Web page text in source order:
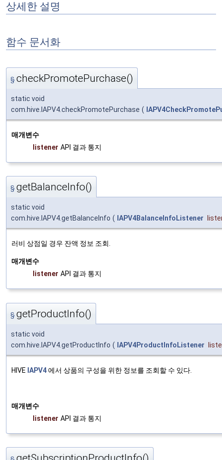
상세한 설명
함수 문서화
§ checkPromotePurchase()
static void
com.hive.IAPV4.checkPromotePurchase (
매개변수
listener API 결과 통지
§ getBalanceInfo()
static void
com.hive.IAPV4.getBalanceInfo ( IAPV4BalanceInfoListener
러비 상점일 경우 잔액 정보 조회.
매개변수
listener API 결과 통지
§ getProductInfo()
static void
com.hive.IAPV4.getProductInfo ( IAPV4ProductInfoListener
HIVE IAPV4에서 상품의 구성을 위한 정보를 조회할 수 있다.
매개변수
listener API 결과 통지